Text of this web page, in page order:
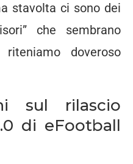
stavolta ci sono dei
che sembrano
doveroso
sul rilascio
di eFootball